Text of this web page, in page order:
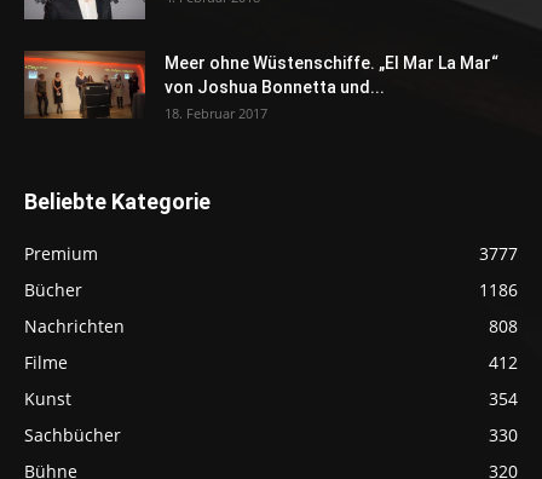
Meer ohne Wüstenschiffe. „El Mar La Mar“
von Joshua Bonnetta und...
18. Februar 2017
Beliebte Kategorie
Premium
3777
Bücher
1186
Nachrichten
808
Filme
412
Kunst
354
Sachbücher
330
Bühne
320